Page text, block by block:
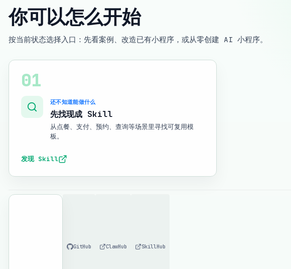
你可以怎么开始
按当前状态选择入口：先看案例、改造已有小程序，或从零创建 AI 小程序。
01
还不知道能做什么
先找现成 Skill
从点餐、支付、预约、查询等场景里寻找可复用模
板。
发现 Skill
GitHub ClawHub SkillHub